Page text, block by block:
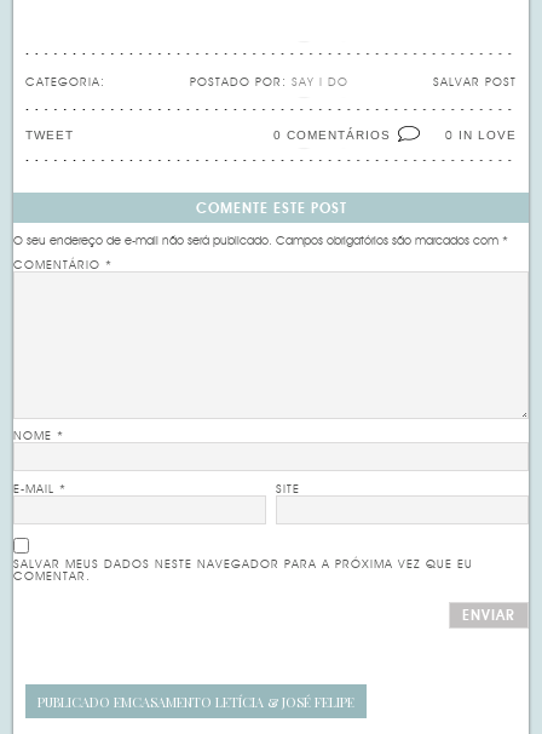
CATEGORIA: SALVAR POST
POSTADO POR: SAY I DO
0 IN LOVE
0 COMENTÁRIOS
TWEET
COMENTE ESTE POST
O seu endereço de e-mail não será publicado. Campos obrigatórios são marcados com*
COMENTÁRIO*
NOME*
E-MAIL* SITE
SALVAR MEUS DADOS NESTE NAVEGADOR PARA A PRÓXIMA VEZ QUE EU
COMENTAR.
PUBLICADO EMCASAMENTO LETÍCIA & JOSÉ FELIPE